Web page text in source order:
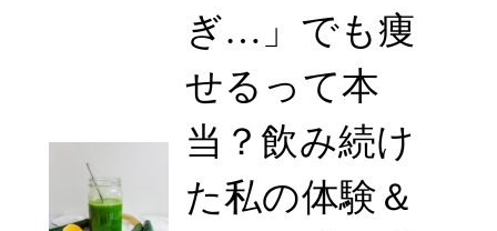
ぎ…」でも痩
せるって本
当？飲み続け
た私の体験＆